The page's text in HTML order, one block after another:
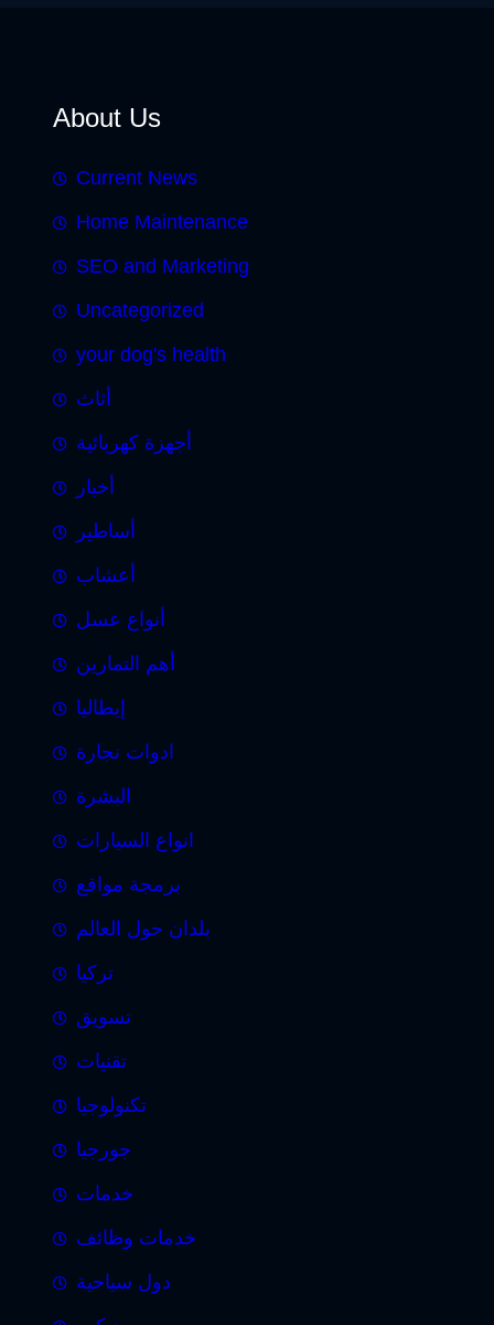
About Us
Current News
Home Maintenance
SEO and Marketing
Uncategorized
your dog's health
أثاث
أجهزة كهربائية
أخبار
أساطير
أعشاب
أنواع عسل
أهم التمارين
إيطاليا
ادوات نجارة
البشرة
انواع السيارات
برمجة مواقع
بلدان حول العالم
تركيا
تسويق
تقنيات
تكنولوجيا
جورجيا
خدمات
خدمات وظائف
دول سياحية